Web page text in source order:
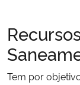
Tem por